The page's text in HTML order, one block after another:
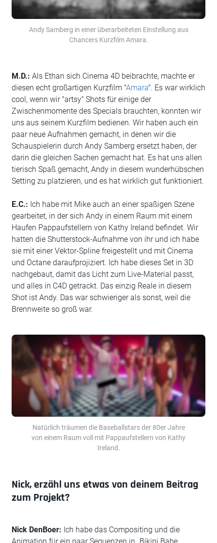
Andy Samberg in einer überarbeiteten Einstellung aus
Chancers Kurzfilm Amara.
M.D.: Als Ethan sich Cinema 4D beibrachte, machte er
diesen echt großartigen Kurzfilm "Amara". Es war wirklich
cool, wenn wir "artsy" Shots für einige der
Zwischenmomente des Specials brauchten, konnten wir
uns aus seinem Kurzfilm bedienen. Wir haben auch ein
paar neue Aufnahmen gemacht, in denen wir die
Schauspielerin durch Andy Samberg ersetzt haben, der
darin die gleichen Sachen gemacht hat. Es hat uns allen
tierisch Spaß gemacht, Andy in diesem wunderhübschen
Setting zu platzieren, und es hat wirklich gut funktioniert.
E.C.: Ich habe mit Mike auch an einer spaßigen Szene
gearbeitet, in der sich Andy in einem Raum mit einem
Haufen Pappaufstellern von Kathy Ireland befindet. Wir
hatten die Shutterstock-Aufnahme von ihr und ich habe
sie mit einer Vektor-Spline freigestellt und mit Cinema
und Octane daraufprojiziert. Ich habe dieses Set in 3D
nachgebaut, damit das Licht zum Live-Material passt,
und alles in C4D getrackt. Das einzig Reale in diesem
Shot ist Andy. Das war schwieriger als sonst, weil die
Brennweite so groß war.
Natürlich träumen die Baseballstars der 80er Jahre
von einem Raum voll mit Pappaufstellern von Kathy
Ireland.
Nick, erzähl uns etwas von deinem Beitrag
zum Projekt?
Nick DenBoer: Ich habe das Compositing und die
Animation für ein paar Sequenzen in „Bikini Babe